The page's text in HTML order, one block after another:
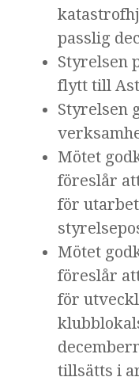
passlig
Styrelsen
flytt till
Styrelsen
Mötet
föreslår
för
Mötet
föreslår
för
tillsätts i